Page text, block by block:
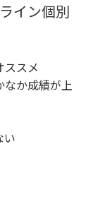
イン個別
スメ
なか成績が上
い